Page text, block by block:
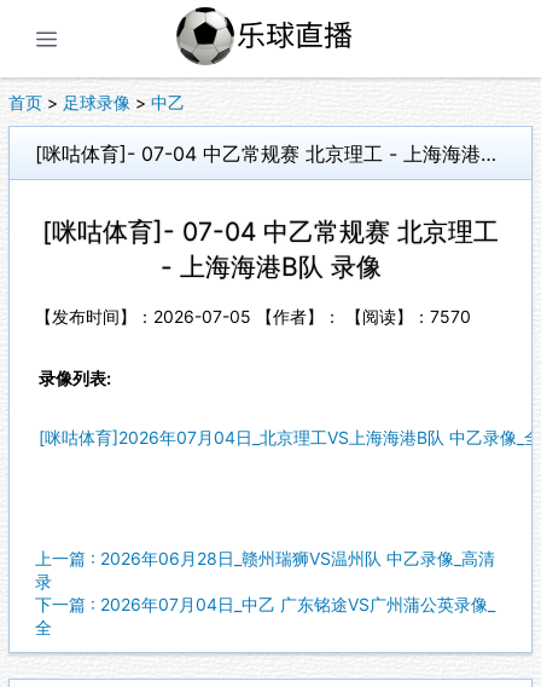
首页 > 足球录像 > 中乙
[咪咕体育]- 07-04 中乙常规赛 北京理工 - 上海海港B队 录像
[咪咕体育]- 07-04 中乙常规赛 北京理工
- 上海海港B队 录像
【发布时间】：2026-07-05 【作者】： 【阅读】： 7570
录像列表:
[咪咕体育]2026年07月04日_北京理工VS上海海港B队 中乙录像_
上一篇 : 2026年06月28日_赣州瑞狮VS温州队 中乙录像_高清
录
下一篇 : 2026年07月04日_中乙 广东铭途VS广州蒲公英录像_
全